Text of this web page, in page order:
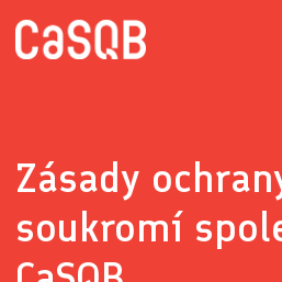
Zásady
soukromí